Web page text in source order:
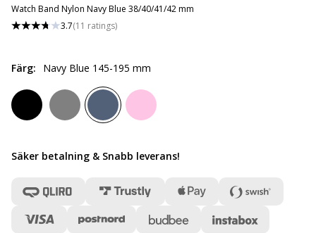
Watch Band Nylon Navy Blue 38/40/41/42 mm
3.7(11 ratings)
Färg: Navy Blue 145-195 mm
Säker betalning & Snabb leverans!